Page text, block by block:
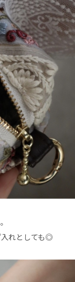
入れとしても◎